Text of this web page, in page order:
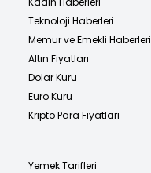
Teknoloji Haberleri
Memur ve Emekli Haberleri
Altın Fiyatları
Dolar Kuru
Euro Kuru
Kripto Para Fiyatları
Yemek Tarifleri